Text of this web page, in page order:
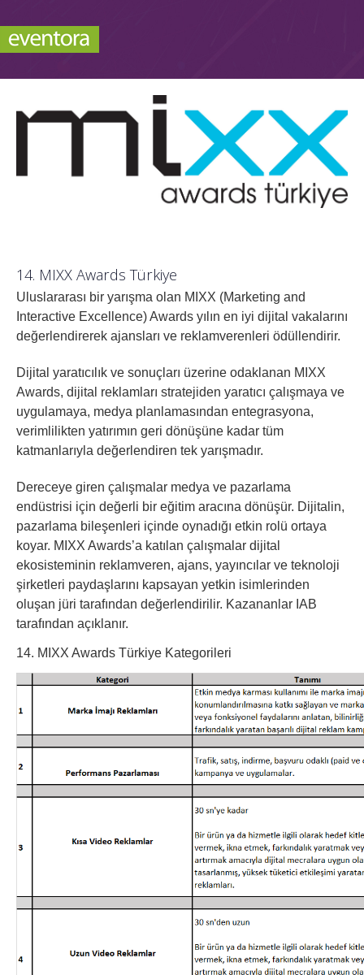
14. MIXX Awards Türkiye
Uluslararası bir yarışma olan MIXX (Marketing and
Interactive Excellence) Awards yılın en iyi dijital vakalarını
değerlendirerek ajansları ve reklamverenleri ödüllendirir.
Dijital yaratıcılık ve sonuçları üzerine odaklanan MIXX
Awards, dijital reklamları stratejiden yaratıcı çalışmaya ve
uygulamaya, medya planlamasından entegrasyona,
verimlilikten yatırımın geri dönüşüne kadar tüm
katmanlarıyla değerlendiren tek yarışmadır.
Dereceye giren çalışmalar medya ve pazarlama
endüstrisi için değerli bir eğitim aracına dönüşür. Dijitalin,
pazarlama bileşenleri içinde oynadığı etkin rolü ortaya
koyar. MIXX Awards’a katılan çalışmalar dijital
ekosisteminin reklamveren, ajans, yayıncılar ve teknoloji
şirketleri paydaşlarını kapsayan yetkin isimlerinden
oluşan jüri tarafından değerlendirilir. Kazananlar IAB
tarafından açıklanır.
14. MIXX Awards Türkiye Kategorileri